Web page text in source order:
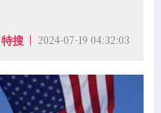
特搜 2024-07-19 04:32:03